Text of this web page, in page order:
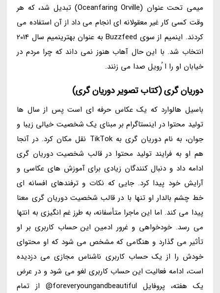
میمی تحت عنوان (Oceanfaring Orville) تبدیل شد، که هر
وقت کسی کار غیر معقولانه ای انجام می داد از آن استفاده می
کردند. اینمیم از سوی Buzzfeed به عنوان بهترینمیم سال 2014
انتخاب شد. با این حال آهاب هنوز نمی داند که چرا مردم در
خیابان او را ا ُرویل صدا می زنند.
دوریان گری (کتاب تصویر دوریان گری)
باسیل هالوارد که یک عکاس حرفه ای است پس از سال ها
تولید محتوا در اینستاگرام بر مبنای یک شخصیت خیالی زیبا و
جوان، به نام دوریان گری به TikTok نقل مکان کرد. در آنجا
هم او به فرایند تولید محتوا در قالب شخصیت دوریان گری
ادامه داد و دنبال کنندگان زیادی برای آموزش های عکاسی و
آرایش خود پیدا کرد. جایی که نکات و ترفندهای افسانه ای
خط چشم بالدار او تنها با در قالب شخصیت دوریان گری معنا
پیدا می کند. اما این ماجرا متأسفانه، به طرز غم انگیزی به انتها
می رسد. خودخواهی و غرور ادمین این حساب کاربری بر او
تأثیر می گذارد و هنگامی که مشخص می شود که او محتوای
خودش را از یک حساب کاربری ناشناس مجازی می دزدیده
است، ادامه فعالیت این حساب کاربری لغو می شود و در عرض
یک هفته، پروفایل foreveryoungandbeautiful@ از تمام